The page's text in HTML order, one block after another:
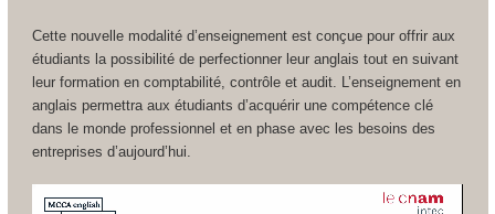
Cette nouvelle modalité d’enseignement est conçue pour offrir aux
étudiants la possibilité de perfectionner leur anglais tout en suivant
leur formation en comptabilité, contrôle et audit. L’enseignement en
anglais permettra aux étudiants d’acquérir une compétence clé
dans le monde professionnel et en phase avec les besoins des
entreprises d’aujourd’hui.